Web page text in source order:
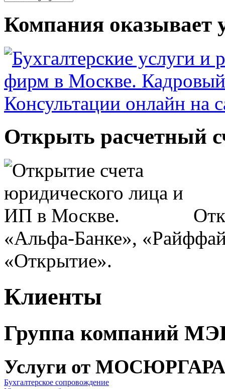
Компания оказывает
Открыть расчетный
«Альфа-Банке»,
«Открытие».
Клиенты
Группа компаний
Услуги от
Бухгалтерское сопровождение